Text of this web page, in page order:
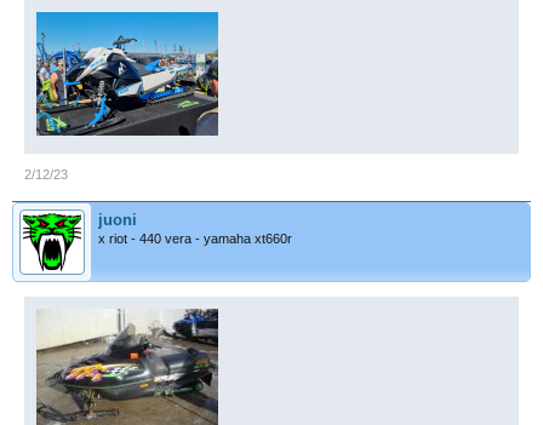
2/12/23
juoni
x riot - 440 vera - yamaha xt660r